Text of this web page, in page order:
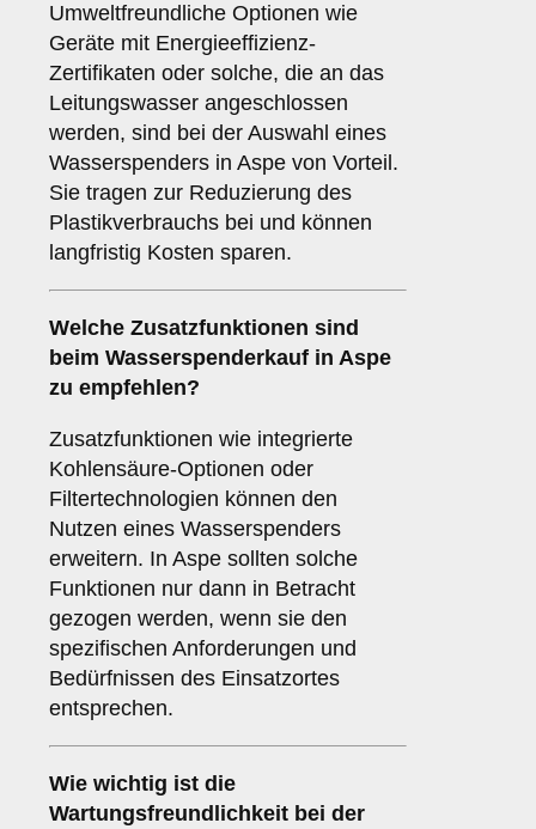
Umweltfreundliche Optionen wie
Geräte mit Energieeffizienz-
Zertifikaten oder solche, die an das
Leitungswasser angeschlossen
werden, sind bei der Auswahl eines
Wasserspenders in Aspe von Vorteil.
Sie tragen zur Reduzierung des
Plastikverbrauchs bei und können
langfristig Kosten sparen.
Welche Zusatzfunktionen sind
beim Wasserspenderkauf in Aspe
zu empfehlen?
Zusatzfunktionen wie integrierte
Kohlensäure-Optionen oder
Filtertechnologien können den
Nutzen eines Wasserspenders
erweitern. In Aspe sollten solche
Funktionen nur dann in Betracht
gezogen werden, wenn sie den
spezifischen Anforderungen und
Bedürfnissen des Einsatzortes
entsprechen.
Wie wichtig ist die
Wartungsfreundlichkeit bei der